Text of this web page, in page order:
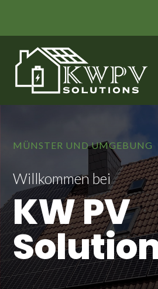
MÜNSTER UND UMGEBUNG
Willkommen bei
KW PV